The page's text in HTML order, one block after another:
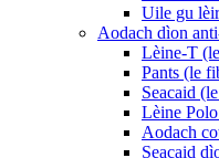
Uile gu lèir
Aodach dìon
Lèine-T
Pants (le
Seacaid
Lèine
Aodach
Seacaid